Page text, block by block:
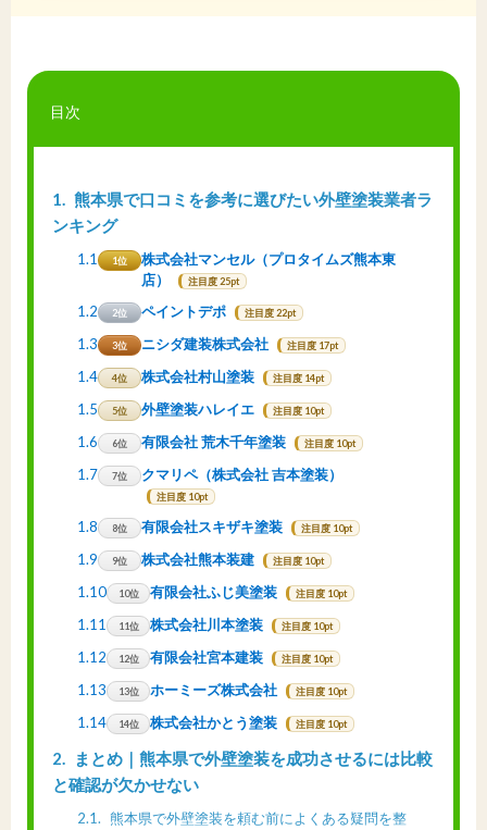
目次
1
熊本県で口コミを参考に選びたい外壁塗装業者ラ
ンキング
1.1 1位
株式会社マンセル（プロタイムズ熊本東
店）
注目度 25pt
1.2 2位 ペイントデポ 注目度 22pt
1.3 3位 ニシダ建装株式会社 注目度 17pt
1.4 4位 株式会社村山塗装 注目度 14pt
1.5 5位 外壁塗装ハレイエ 注目度 10pt
1.6 6位 有限会社 荒木千年塗装 注目度 10pt
1.7 7位 クマリペ（株式会社 吉本塗装）
注目度 10pt
1.8 8位 有限会社スキザキ塗装 注目度 10pt
1.9 9位 株式会社熊本装建 注目度 10pt
1.10 10位 有限会社ふじ美塗装 注目度 10pt
1.11 11位 株式会社川本塗装 注目度 10pt
1.12 12位 有限会社宮本建装 注目度 10pt
1.13 13位 ホーミーズ株式会社 注目度 10pt
1.14 14位 株式会社かとう塗装 注目度 10pt
2
まとめ｜熊本県で外壁塗装を成功させるには比較
と確認が欠かせない
2.1 熊本県で外壁塗装を頼む前によくある疑問を整